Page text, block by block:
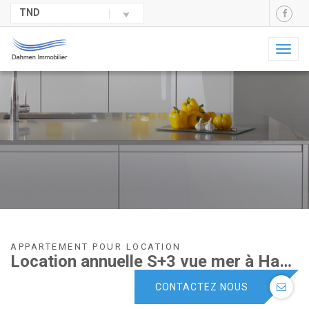
TND
APPARTEMENT POUR LOCATION
Location annuelle S+3 vue mer à Hammam sousse
CONTACTEZ NOUS